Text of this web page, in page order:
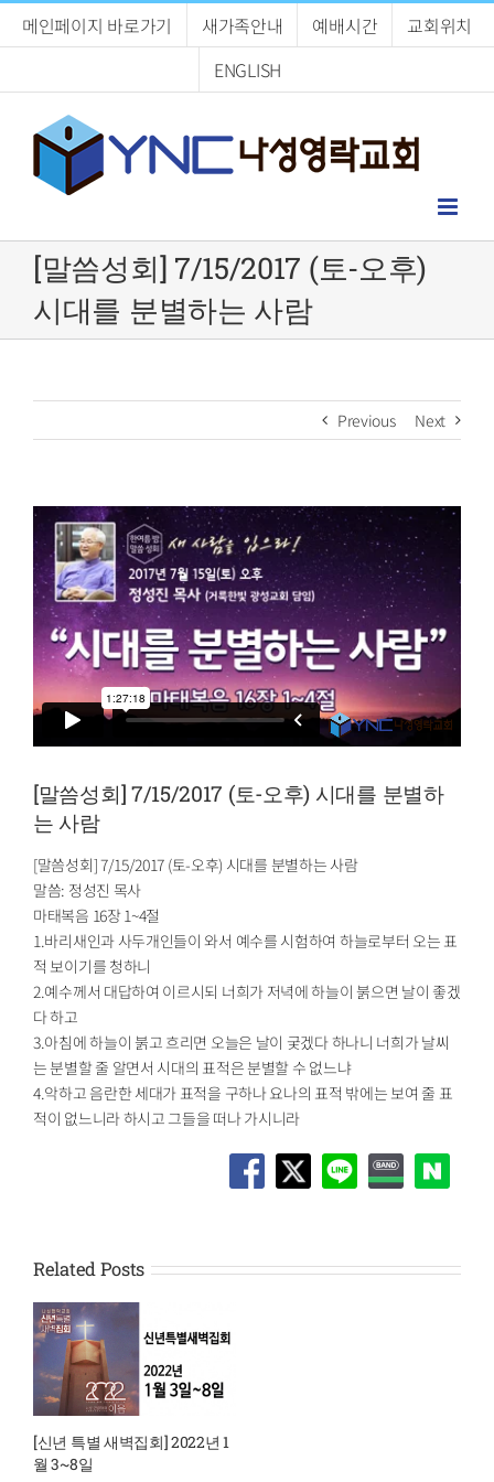
메인페이지 바로가기 새가족안내 예배시간
교회위치
ENGLISH
[말씀성회] 7/15/2017 (토-오후)
시대를 분별하는 사람
Previous Next
[말씀성회] 7/15/2017 (토-오후) 시대를 분별하
는 사람
[말씀성회] 7/15/2017 (토-오후) 시대를 분별하는 사람
말씀: 정성진 목사
마태복음 16장 1~4절
1.바리새인과 사두개인들이 와서 예수를 시험하여 하늘로부터 오는 표
적 보이기를 청하니
2.예수께서 대답하여 이르시되 너희가 저녁에 하늘이 붉으면 날이 좋겠
다 하고
3.아침에 하늘이 붉고 흐리면 오늘은 날이 궂겠다 하나니 너희가 날씨
는 분별할 줄 알면서 시대의 표적은 분별할 수 없느냐
4.악하고 음란한 세대가 표적을 구하나 요나의 표적 밖에는 보여 줄 표
적이 없느니라 하시고 그들을 떠나 가시니라
Related Posts
[신년 특별 새벽집회] 2022년 1
월 3~8일